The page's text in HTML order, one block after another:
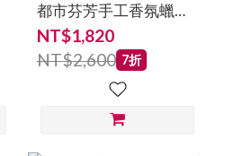
都市芬芳手工香氛蠟燭
白葡萄柚、蜂蜜、蜂蠟
NT$1,820
NT$2,600 7折